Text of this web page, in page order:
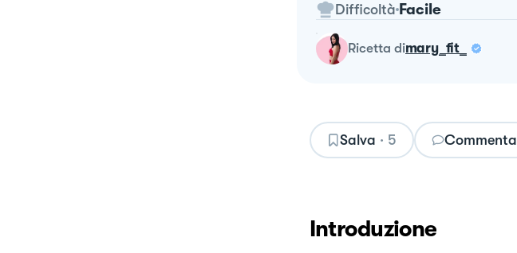
Difficoltà Facile
ricetta dimary_fit_
Salva · 5 Commenta
Introduzione